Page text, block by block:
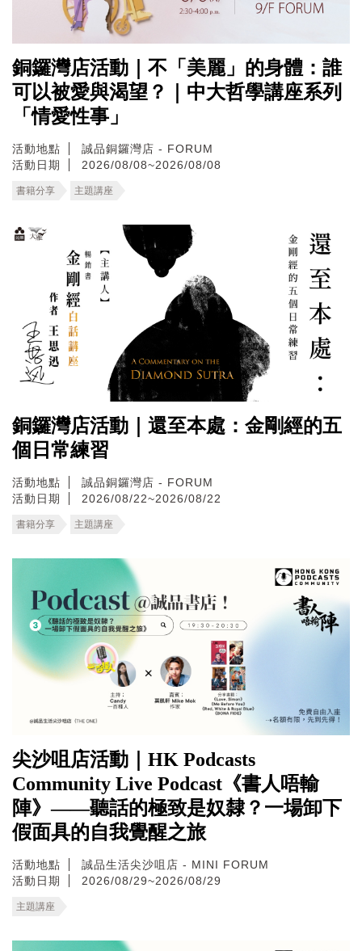
銅鑼灣店活動｜不「美麗」的身體：誰
可以被愛與渴望？｜中大哲學講座系列
「情愛性事」
活動地點
誠品銅鑼灣店 - FORUM
活動日期
2026/08/08~2026/08/08
書籍分享 主題講座
銅鑼灣店活動｜還至本處：金剛經的五
個日常練習
活動地點
誠品銅鑼灣店 - FORUM
活動日期
2026/08/22~2026/08/22
書籍分享 主題講座
尖沙咀店活動｜HK Podcasts
Community Live Podcast《書人唔輸
陣》——聽話的極致是奴隸？一場卸下
假面具的自我覺醒之旅
活動地點
誠品生活尖沙咀店 - MINI FORUM
活動日期
2026/08/29~2026/08/29
主題講座